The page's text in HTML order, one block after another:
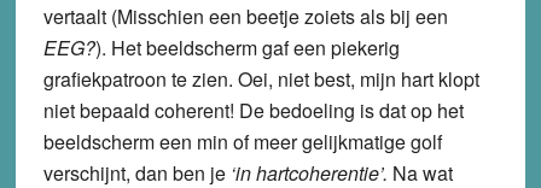
vertaalt (Misschien een beetje zoiets als bij een
EEG?). Het beeldscherm gaf een piekerig
grafiekpatroon te zien. Oei, niet best, mijn hart klopt
niet bepaald coherent! De bedoeling is dat op het
beeldscherm een min of meer gelijkmatige golf
verschijnt, dan ben je ‘in hartcoherentie’. Na wat